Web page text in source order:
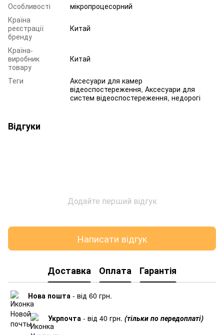
Особливості
мікропроцесорний
Країна
реєстрації
бренду
Китай
Країна-
виробник
товару
Китай
Теги
Аксесуари для камер
відеоспостереження, Аксесуари для
систем відеоспостереження, недорогі
Відгуки
Додайте перший відгук
Написати відгук
Доставка Оплата Гарантія
Нова пошта - від 60 грн.
Укрпочта - від 40 грн. (тільки по передоплаті)